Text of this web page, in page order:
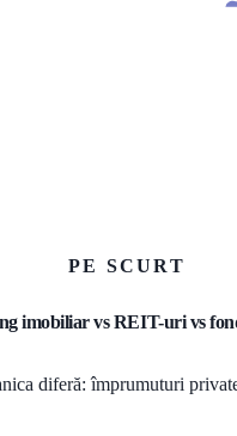
PE SCURT
imobiliar vs REIT-uri vs
diferă: împrumuturi